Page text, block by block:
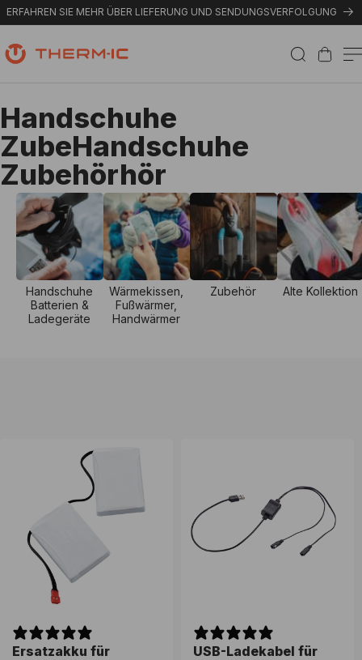
Direkt zum Inhalt
ERFAHREN SIE MEHR ÜBER LIEFERUNG UND SENDUNGSVERFOLGUNG
Warenkorb
K
a
t
g
Handschuhe
ZubeHandschuhe
Zubehörhör
Handschuhe
Batterien &
Ladegeräte
Wärmekissen,
Fußwärmer,
Handwärmer
Zubehör Alte Kollektion
Ersatzakku für
USB-Ladekabel für